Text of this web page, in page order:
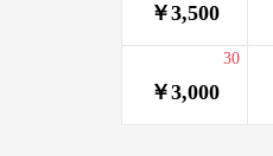
￥3,500
￥3,000
30